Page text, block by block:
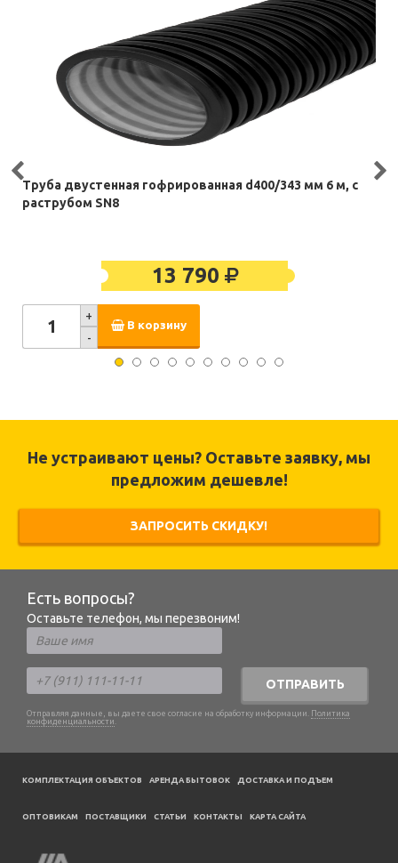
Труба двустенная гофрированная d400/343 мм 6 м, с
раструбом SN8
13 790
+
-
В корзину
Не устраивают цены? Оставьте заявку, мы
предложим дешевле!
ЗАПРОСИТЬ СКИДКУ!
Есть вопросы?
Оставьте телефон, мы перезвоним!
ОТПРАВИТЬ
Отправляя данные, вы даете свое согласие на обработку информации. Политика
конфиденциальности .
КОМПЛЕКТАЦИЯ ОБЪЕКТОВ АРЕНДА БЫТОВОК ДОСТАВКА И ПОДЪЕМ
ОПТОВИКАМ ПОСТАВЩИКИ CТАТЬИ КОНТАКТЫ КАРТА САЙТА